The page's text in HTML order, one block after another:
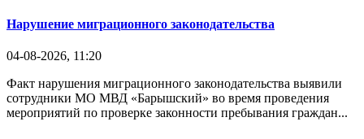
Нарушение миграционного законодательства
04-08-2026, 11:20
Факт нарушения миграционного законодательства выявили
сотрудники МО МВД «Барышский» во время проведения
мероприятий по проверке законности пребывания граждан...